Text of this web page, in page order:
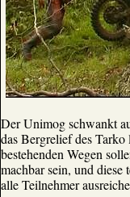
Der Unimog schwankt
das Bergrelief des
bestehenden Wegen
machbar sein, und diese
alle Teilnehmer